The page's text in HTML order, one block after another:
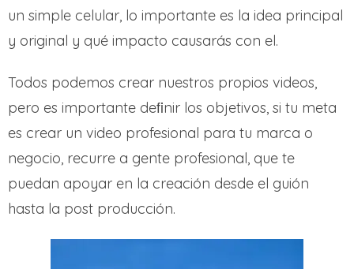
un simple celular, lo importante es la idea principal
y original y qué impacto causarás con el.
Todos podemos crear nuestros propios videos,
pero es importante deﬁnir los objetivos, si tu meta
es crear un video profesional para tu marca o
negocio, recurre a gente profesional, que te
puedan apoyar en la creación desde el guión
hasta la post producción.